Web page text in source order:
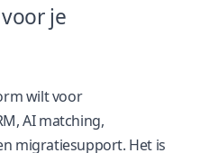
je
wilt voor
AI matching,
migratiesupport. Het is